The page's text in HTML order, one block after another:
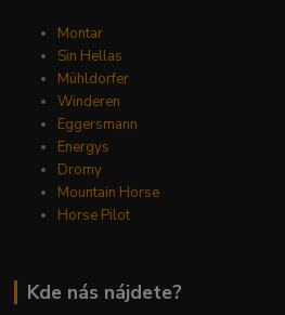
Montar
Sin Hellas
Mühldorfer
Winderen
Eggersmann
Energys
Dromy
Mountain Horse
Horse Pilot
Kde nás nájdete?